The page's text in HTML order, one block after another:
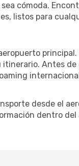
cómoda.
listos para
Antes
desde el
dentro